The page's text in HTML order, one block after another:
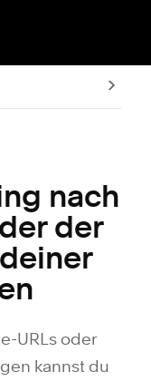
nach
der
URLs oder
kannst du